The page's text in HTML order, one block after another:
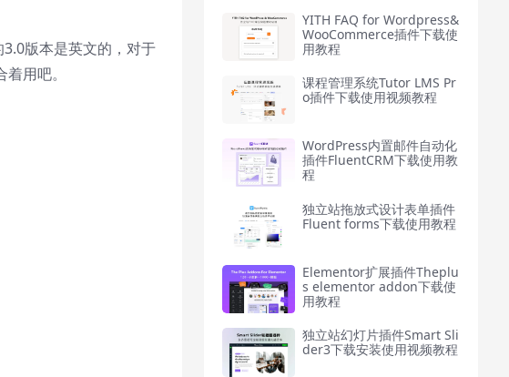
版本是英文的，对于
用吧。
YITH FAQ for Wordpress&
WooCommerce插件下载使
用教程
课程管理系统Tutor LMS Pr
o插件下载使用视频教程
WordPress内置邮件自动化
插件FluentCRM下载使用教
程
独立站拖放式设计表单插件
Fluent forms下载使用教程
Elementor扩展插件Theplu
s elementor addon下载使
用教程
独立站幻灯片插件Smart Sli
der3下载安装使用视频教程